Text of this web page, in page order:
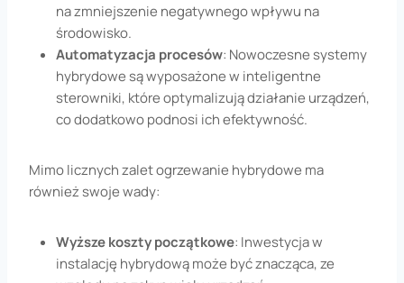
na zmniejszenie negatywnego wpływu na
środowisko.
Automatyzacja procesów: Nowoczesne systemy
hybrydowe są wyposażone w inteligentne
sterowniki, które optymalizują działanie urządzeń,
co dodatkowo podnosi ich efektywność.
Mimo licznych zalet ogrzewanie hybrydowe ma
również swoje wady:
Wyższe koszty początkowe: Inwestycja w
instalację hybrydową może być znacząca, ze